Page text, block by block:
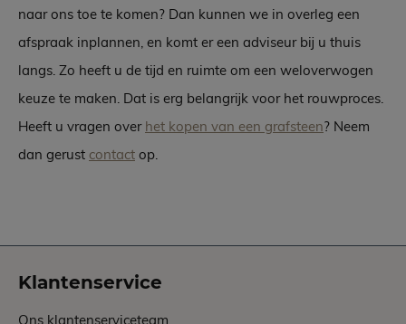
naar ons toe te komen? Dan kunnen we in overleg een
afspraak inplannen, en komt er een adviseur bij u thuis
langs. Zo heeft u de tijd en ruimte om een weloverwogen
keuze te maken. Dat is erg belangrijk voor het rouwproces.
Heeft u vragen over het kopen van een grafsteen? Neem
dan gerust contact op.
Klantenservice
Ons klantenserviceteam